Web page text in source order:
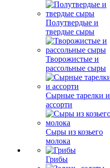
Полутвердые и
твердые сыры
Творожистые и
рассольные сыры
Сырные тарелки и
ассорти
Сыры из козьего
молока
Грибы